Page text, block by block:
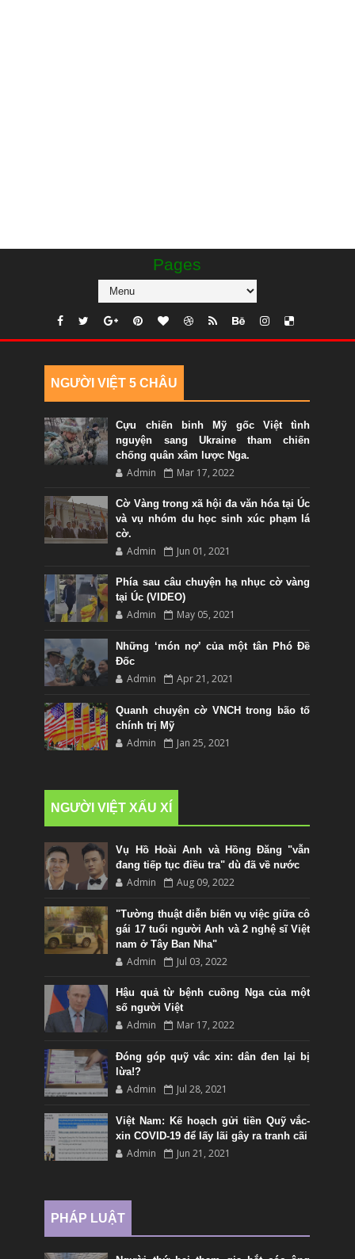
Pages
NGƯỜI VIỆT 5 CHÂU
Cựu chiến binh Mỹ gốc Việt tình
nguyện sang Ukraine tham chiến
chống quân xâm lược Nga.
Admin Mar 17, 2022
Cờ Vàng trong xã hội đa văn hóa tại Úc
và vụ nhóm du học sinh xúc phạm lá
cờ.
Admin Jun 01, 2021
Phía sau câu chuyện hạ nhục cờ vàng
tại Úc (VIDEO)
Admin May 05, 2021
Những ‘món nợ’ của một tân Phó Đề
Đốc
Admin Apr 21, 2021
Quanh chuyện cờ VNCH trong bão tố
chính trị Mỹ
Admin Jan 25, 2021
NGƯỜI VIỆT XẤU XÍ
Vụ Hồ Hoài Anh và Hồng Đăng "vẫn
đang tiếp tục điều tra" dù đã về nước
Admin Aug 09, 2022
"Tường thuật diễn biến vụ việc giữa cô
gái 17 tuổi người Anh và 2 nghệ sĩ Việt
nam ở Tây Ban Nha"
Admin Jul 03, 2022
Hậu quả từ bệnh cuồng Nga của một
số người Việt
Admin Mar 17, 2022
Đóng góp quỹ vắc xin: dân đen lại bị
lừa!?
Admin Jul 28, 2021
Việt Nam: Kế hoạch gửi tiền Quỹ vắc-
xin COVID-19 để lấy lãi gây ra tranh cãi
Admin Jun 21, 2021
PHÁP LUẬT